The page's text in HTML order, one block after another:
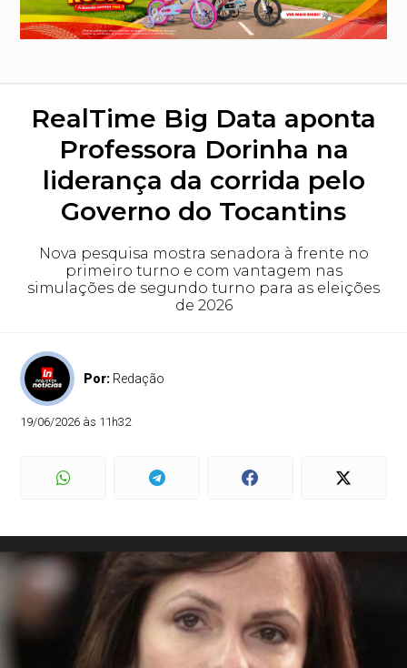
RealTime Big Data aponta
Professora Dorinha na
liderança da corrida pelo
Governo do Tocantins
Nova pesquisa mostra senadora à frente no
primeiro turno e com vantagem nas
simulações de segundo turno para as eleições
de 2026
Por: Redação
19/06/2026 às 11h32